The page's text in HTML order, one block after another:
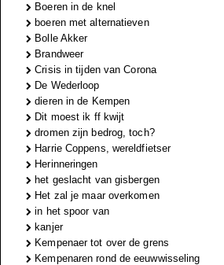
Boeren in de knel
boeren met alternatieven
Bolle Akker
Brandweer
Crisis in tijden van Corona
De Wederloop
dieren in de Kempen
Dit moest ik ff kwijt
dromen zijn bedrog, toch?
Harrie Coppens, wereldfietser
Herinneringen
het geslacht van gisbergen
Het zal je maar overkomen
in het spoor van
kanjer
Kempenaer tot over de grens
Kempenaren rond de eeuwwisseling